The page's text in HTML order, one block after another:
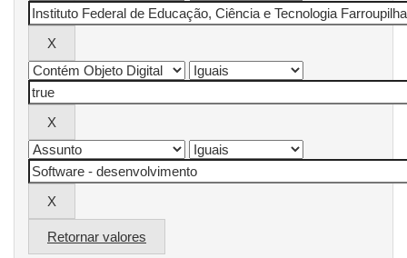
Retornar valores